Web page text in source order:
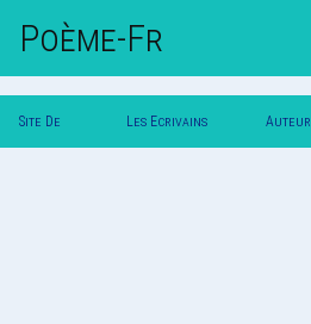
Poème-Fr
Site De Les Ecrivains Auteur